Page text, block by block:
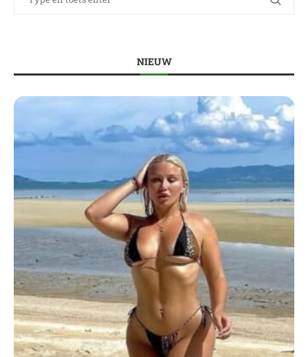
NIEUW